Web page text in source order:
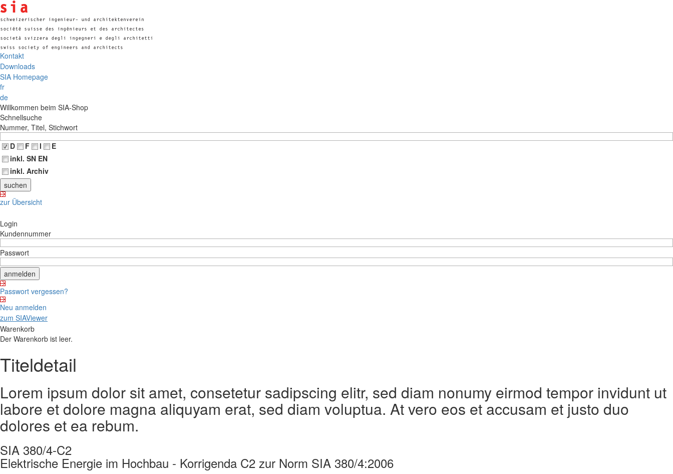
Kontakt
Downloads
SIA Homepage
fr
de
Willkommen beim SIA-Shop
Schnellsuche
Nummer, Titel, Stichwort
D
F I
E
inkl. SN EN
inkl. Archiv
zur Übersicht
Login
Kundennummer
Passwort
Passwort vergessen?
Neu anmelden
zum SIAViewer
Warenkorb
Der Warenkorb ist leer.
Titeldetail
Lorem ipsum dolor sit amet, consetetur sadipscing elitr, sed diam nonumy eirmod tempor invidunt ut
labore et dolore magna aliquyam erat, sed diam voluptua. At vero eos et accusam et justo duo
dolores et ea rebum.
SIA 380/4-C2
Elektrische Energie im Hochbau - Korrigenda C2 zur Norm SIA 380/4:2006